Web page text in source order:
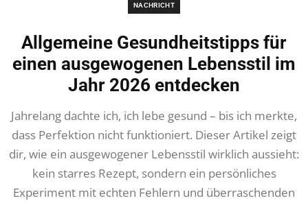
NACHRICHT
Allgemeine Gesundheitstipps für
einen ausgewogenen Lebensstil im
Jahr 2026 entdecken
Jahrelang dachte ich, ich lebe gesund – bis ich merkte,
dass Perfektion nicht funktioniert. Dieser Artikel zeigt
dir, wie ein ausgewogener Lebensstil wirklich aussieht:
kein starres Rezept, sondern ein persönliches
Experiment mit echten Fehlern und überraschenden